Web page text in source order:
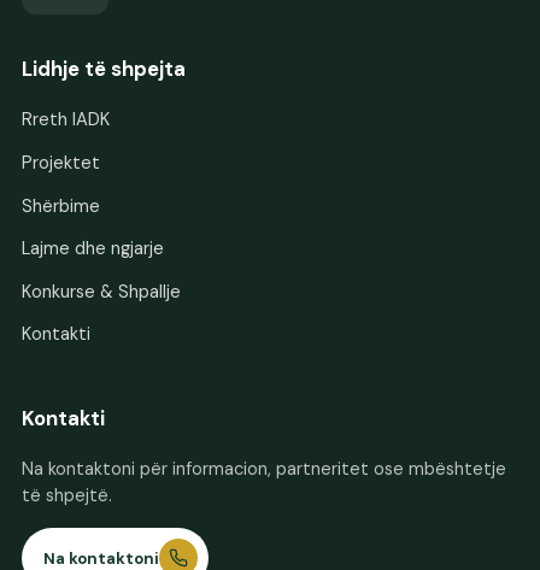
Lidhje të shpejta
Rreth IADK
Projektet
Shërbime
Lajme dhe ngjarje
Konkurse & Shpallje
Kontakti
Kontakti
Na kontaktoni për informacion, partneritet ose mbështetje
të shpejtë.
Na kontaktoni